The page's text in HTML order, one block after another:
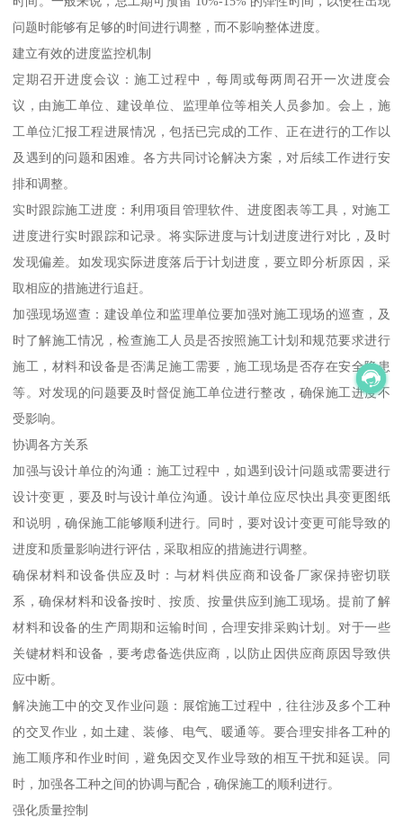
问题时能够有足够的时间进行调整，而不影响整体进度。
建立有效的进度监控机制
定期召开进度会议：施工过程中，每周或每两周召开一次进度会
议，由施工单位、建设单位、监理单位等相关人员参加。会上，施
工单位汇报工程进展情况，包括已完成的工作、正在进行的工作以
及遇到的问题和困难。各方共同讨论解决方案，对后续工作进行安
排和调整。
实时跟踪施工进度：利用项目管理软件、进度图表等工具，对施工
进度进行实时跟踪和记录。将实际进度与计划进度进行对比，及时
发现偏差。如发现实际进度落后于计划进度，要立即分析原因，采
取相应的措施进行追赶。
加强现场巡查：建设单位和监理单位要加强对施工现场的巡查，及
时了解施工情况，检查施工人员是否按照施工计划和规范要求进行
施工，材料和设备是否满足施工需要，施工现场是否存在安全隐患
等。对发现的问题要及时督促施工单位进行整改，确保施工进度不
受影响。
协调各方关系
加强与设计单位的沟通：施工过程中，如遇到设计问题或需要进行
设计变更，要及时与设计单位沟通。设计单位应尽快出具变更图纸
和说明，确保施工能够顺利进行。同时，要对设计变更可能导致的
进度和质量影响进行评估，采取相应的措施进行调整。
确保材料和设备供应及时：与材料供应商和设备厂家保持密切联
系，确保材料和设备按时、按质、按量供应到施工现场。提前了解
材料和设备的生产周期和运输时间，合理安排采购计划。对于一些
关键材料和设备，要考虑备选供应商，以防止因供应商原因导致供
应中断。
解决施工中的交叉作业问题：展馆施工过程中，往往涉及多个工种
的交叉作业，如土建、装修、电气、暖通等。要合理安排各工种的
施工顺序和作业时间，避免因交叉作业导致的相互干扰和延误。同
时，加强各工种之间的协调与配合，确保施工的顺利进行。
强化质量控制